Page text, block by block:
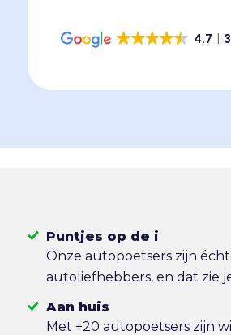
4.7
Puntjes op de i
Onze autopoetsers zijn
autoliefhebbers, en dat zie
Aan huis
Met +20 autopoetsers zijn